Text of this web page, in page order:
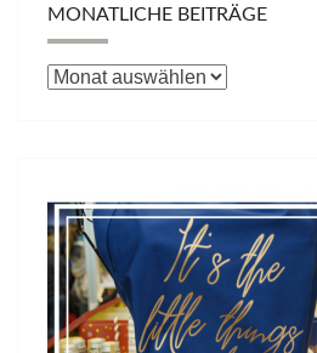
MONATLICHE BEITRÄGE
Monatliche